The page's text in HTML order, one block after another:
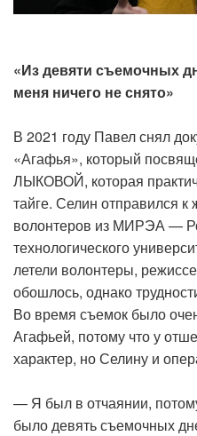
«Из девяти съемочных
меня ничего не снято»
В 2021 году Павел снял
«Агафья», который
ЛЫКОВОЙ, которая
тайге. Селин отправился
волонтеров из МИРЭА —
технологического
летели волонтеры,
обошлось, однако
Во время съемок было
Агафьей, потому что у
характер, но Селину и
— Я был в отчаянии,
было девять съемочных